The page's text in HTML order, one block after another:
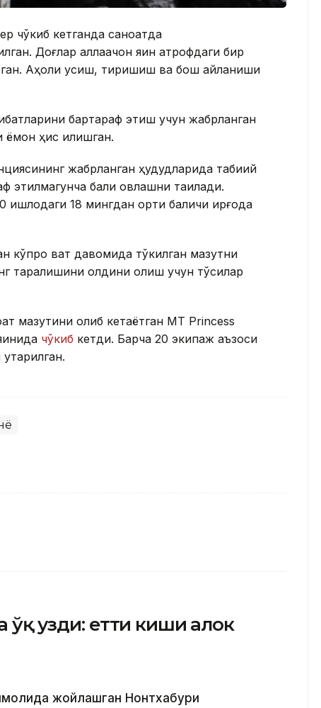
чўкиб кетганда саноатда
Доғлар аллақачон яқин атрофдаги бир
Аҳоли қусиш, тиришиш ва бош айланиши
бартараф этиш учун жабрланган
ёмон ҳис қилишган.
жабрланган ҳудудларида табиий
балиқ овлашни тақиқлади.
18 мингдан ортиқ балиқчи қирғоқда
кўпроқ вақт давомида тўкилган мазутни
тарқалишини олдини олиш учун тўсиқлар
мазутини олиб кетаётган MT Princess
чўкиб кетди. Барча 20 экипаж аъзоси
узди: етти киши ҳалок
жойлашган Нонтхабури